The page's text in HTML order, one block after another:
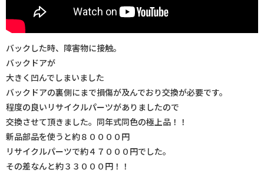
バックした時、障害物に接触。
バックドアが
大きく凹んでしまいました
バックドアの裏側にまで損傷が及んでおり交換が必要です。
程度の良いリサイクルパーツがありましたので
交換させて頂きました。同年式同色の極上品！！
新品部品を使うと約８００００円
リサイクルパーツで約４７０００円でした。
その差なんと約３３０００円！！